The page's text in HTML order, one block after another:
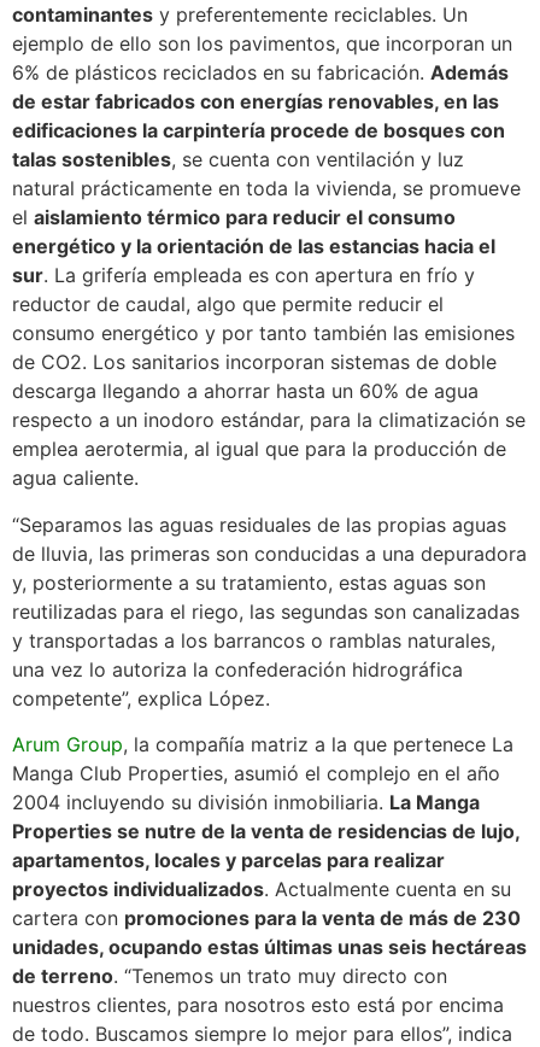
contaminantes y preferentemente reciclables. Un
ejemplo de ello son los pavimentos, que incorporan un
6% de plásticos reciclados en su fabricación. Además
de estar fabricados con energías renovables, en las
edificaciones la carpintería procede de bosques con
talas sostenibles, se cuenta con ventilación y luz
natural prácticamente en toda la vivienda, se promueve
el aislamiento térmico para reducir el consumo
energético y la orientación de las estancias hacia el
sur. La grifería empleada es con apertura en frío y
reductor de caudal, algo que permite reducir el
consumo energético y por tanto también las emisiones
de CO2. Los sanitarios incorporan sistemas de doble
descarga llegando a ahorrar hasta un 60% de agua
respecto a un inodoro estándar, para la climatización se
emplea aerotermia, al igual que para la producción de
agua caliente.
“Separamos las aguas residuales de las propias aguas
de lluvia, las primeras son conducidas a una depuradora
y, posteriormente a su tratamiento, estas aguas son
reutilizadas para el riego, las segundas son canalizadas
y transportadas a los barrancos o ramblas naturales,
una vez lo autoriza la confederación hidrográfica
competente”, explica López.
Arum Group, la compañía matriz a la que pertenece La
Manga Club Properties, asumió el complejo en el año
2004 incluyendo su división inmobiliaria. La Manga
Properties se nutre de la venta de residencias de lujo,
apartamentos, locales y parcelas para realizar
proyectos individualizados. Actualmente cuenta en su
cartera con promociones para la venta de más de 230
unidades, ocupando estas últimas unas seis hectáreas
de terreno. “Tenemos un trato muy directo con
nuestros clientes, para nosotros esto está por encima
de todo. Buscamos siempre lo mejor para ellos”, indica